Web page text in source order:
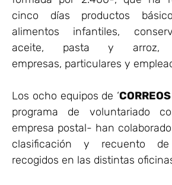
cinco días productos
alimentos infantiles,
aceite, pasta y arroz,
empresas, particulares y
Los ocho equipos de ‘
programa de voluntariado
empresa postal- han
clasificación y recuento
recogidos en las distintas